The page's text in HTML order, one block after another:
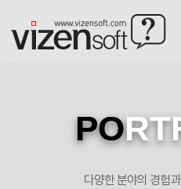
PO
다양한 분야의 경험